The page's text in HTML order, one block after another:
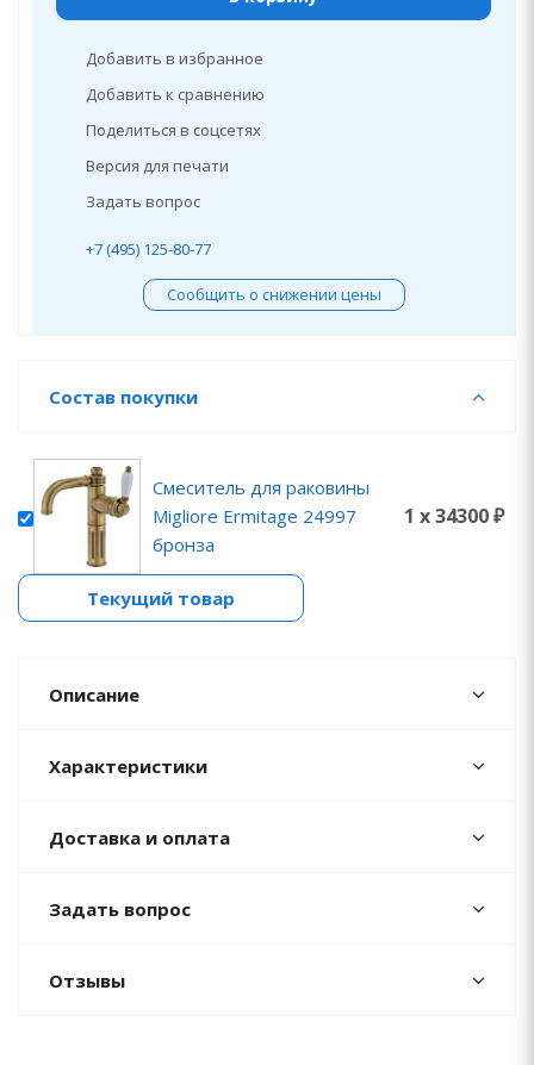
Добавить в избранное
Добавить к сравнению
Поделиться в соцсетях
Версия для печати
Задать вопрос
+7 (495) 125-80-77
Сообщить о снижении цены
Состав покупки
Смеситель для раковины
Migliore Ermitage 24997
бронза
1 x 34300 ₽
Текущий товар
Описание
Характеристики
Доставка и оплата
Задать вопрос
Отзывы